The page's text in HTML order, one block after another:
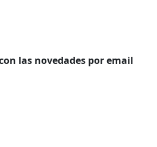
las novedades por email